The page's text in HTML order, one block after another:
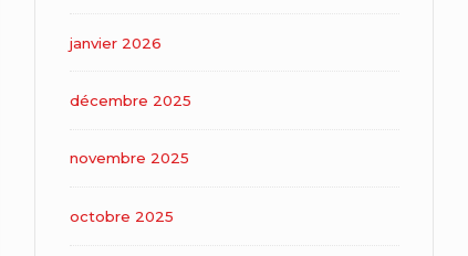
janvier 2026
décembre 2025
novembre 2025
octobre 2025